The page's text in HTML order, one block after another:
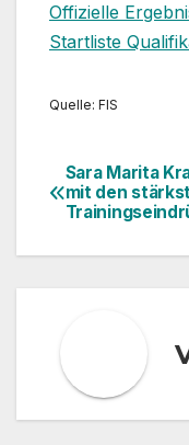
Offizielle
Startliste
Quelle: FIS
Sara Marita
mit den